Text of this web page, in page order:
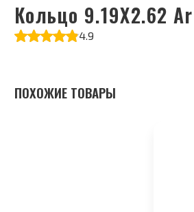
Кольцо 9.19X2.62
4.9
ПОХОЖИЕ ТОВАРЫ